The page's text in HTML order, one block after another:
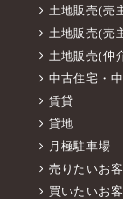
土地販売(売
土地販売(売
土地販売(仲
中古住宅・
賃貸
貸地
月極駐車場
売りたいお
買いたいお